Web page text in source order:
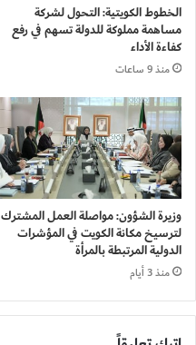
الخطوط الكويتية: التحول لشركة
مساهمة مملوكة للدولة تسهم في رفع
كفاءة الأداء
منذ 9 ساعات
وزيرة الشؤون: مواصلة العمل المشترك
لترسيخ مكانة الكويت في المؤشرات
الدولية المرتبطة بالمرأة
منذ 3 أيام